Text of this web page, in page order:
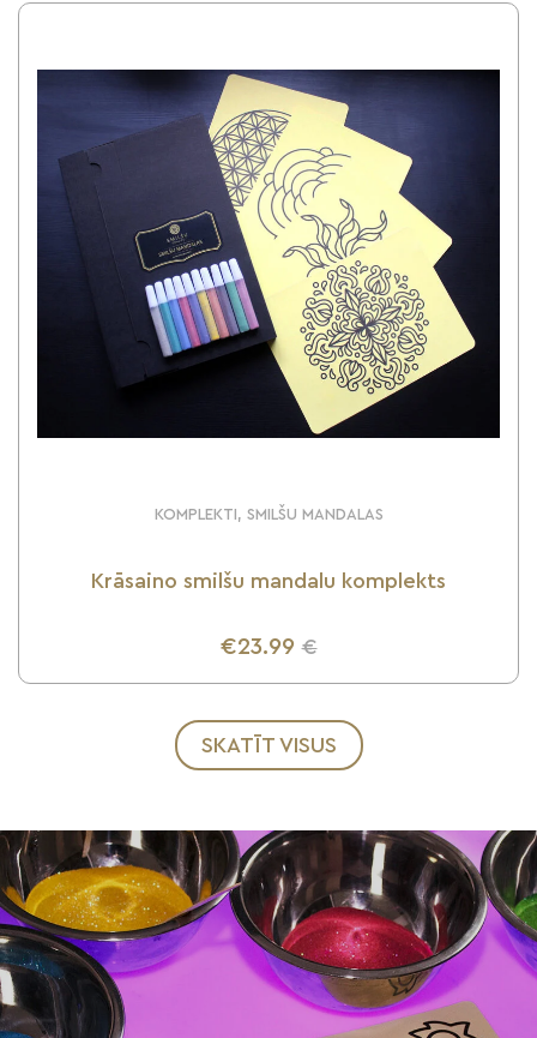
KOMPLEKTI, SMILŠU MANDALAS
Krāsaino smilšu mandalu komplekts
€23.99 €
UZZINI VAIRĀK
SKATĪT VISUS